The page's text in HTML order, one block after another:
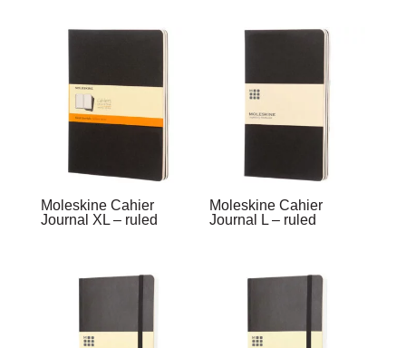
Moleskine Cahier
Journal XL – ruled
Moleskine Cahier
Journal L – ruled